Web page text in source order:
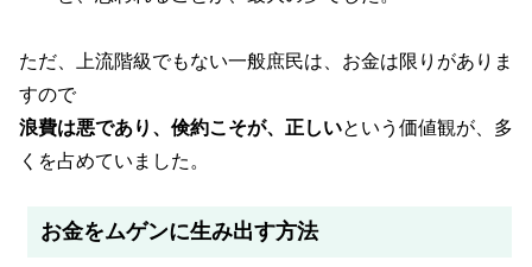
ただ、上流階級でもない一般庶民は、お金は限りがありま
すので
浪費は悪であり、倹約こそが、正しいという価値観が、多
くを占めていました。
お金をムゲンに生み出す方法